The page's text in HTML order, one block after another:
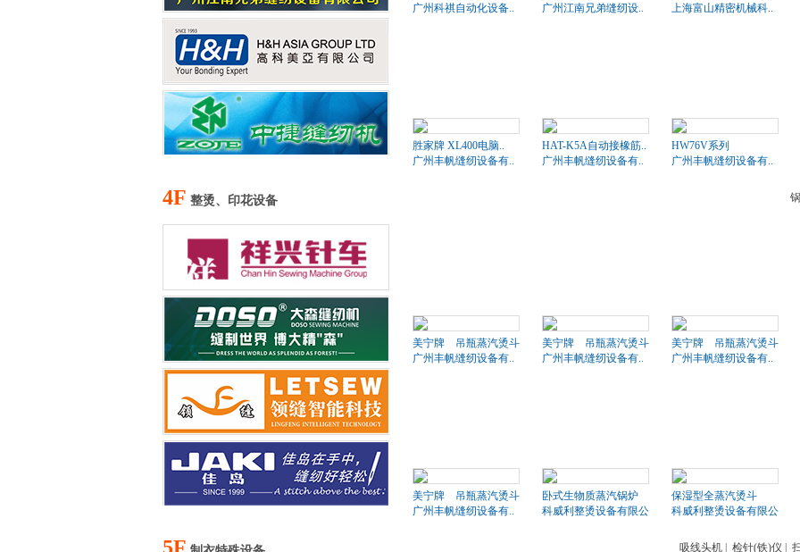
广州科祺自动化设备..
广州江南兄弟缝纫设..
上海富山精密机械科..
胜家牌 XL400电脑..
广州丰帆缝纫设备有..
HAT-K5A自动接橡筋..
广州丰帆缝纫设备有..
HW76V系列
广州丰帆缝纫设备有..
4F 整烫、印花设备
美宁牌 吊瓶蒸汽烫斗
广州丰帆缝纫设备有..
美宁牌 吊瓶蒸汽烫斗
广州丰帆缝纫设备有..
美宁牌 吊瓶蒸汽烫斗
广州丰帆缝纫设备有..
美宁牌 吊瓶蒸汽烫斗
广州丰帆缝纫设备有..
卧式生物质蒸汽锅炉
科威利整烫设备有限公司
保湿型全蒸汽烫斗
科威利整烫设备有限公司
吸线头机 检针(铁)仪